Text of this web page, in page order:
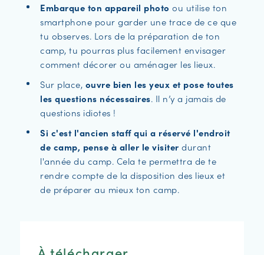
Embarque ton appareil photo ou utilise ton
smartphone pour garder une trace de ce que
tu observes. Lors de la préparation de ton
camp, tu pourras plus facilement envisager
comment décorer ou aménager les lieux.
Sur place, ouvre bien les yeux et pose toutes
les questions nécessaires. Il n’y a jamais de
questions idiotes !
Si c'est l'ancien staff qui a réservé l'endroit
de camp, pense à aller le visiter durant
l'année du camp. Cela te permettra de te
rendre compte de la disposition des lieux et
de préparer au mieux ton camp.